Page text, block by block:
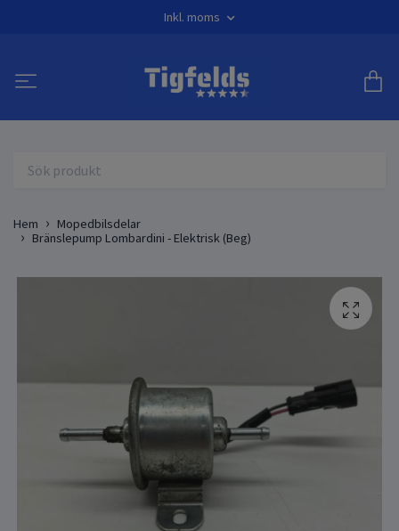
Inkl. moms
Hem
Mopedbilsdelar
Bränslepump Lombardini - Elektrisk (Beg)